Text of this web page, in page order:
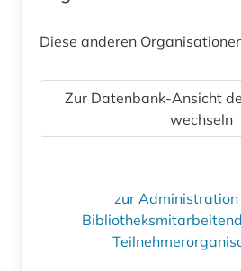
Diese anderen
Zur Datenbank-Ansicht
wechseln
zur Administration